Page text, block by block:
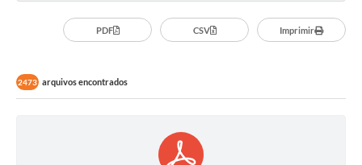
A Prefeitura
PDF CSV Imprimir
2473 arquivos encontrados